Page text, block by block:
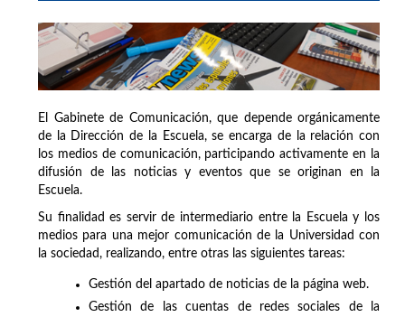
El Gabinete de Comunicación, que depende orgánicamente
de la Dirección de la Escuela, se encarga de la relación con
los medios de comunicación, participando activamente en la
difusión de las noticias y eventos que se originan en la
Escuela.
Su finalidad es servir de intermediario entre la Escuela y los
medios para una mejor comunicación de la Universidad con
la sociedad, realizando, entre otras las siguientes tareas:
Gestión del apartado de noticias de la página web.
Gestión de las cuentas de redes sociales de la